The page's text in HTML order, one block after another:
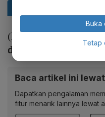
(Baca:Riset:
di Startup Sejak April
Baca artikel ini
Dapatkan pengalaman
fitur menarik lainnya lewat
Buka
Tetap